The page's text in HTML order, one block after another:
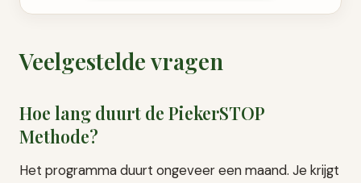
Veelgestelde vragen
Hoe lang duurt de PiekerSTOP
Methode?
Het programma duurt ongeveer een maand. Je krijgt